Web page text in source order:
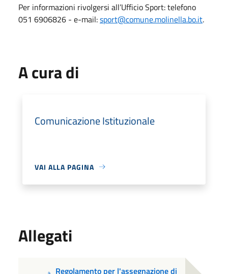
Per informazioni rivolgersi all’Ufficio Sport: telefono
051 6906826 - e-mail:sport@comune.molinella.bo.it.
A cura di
Comunicazione Istituzionale
VAI ALLA PAGINA
Allegati
Regolamento per l'assegnazione di